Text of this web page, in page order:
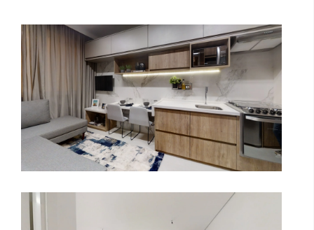
Artem Unidade de Acabamento 307